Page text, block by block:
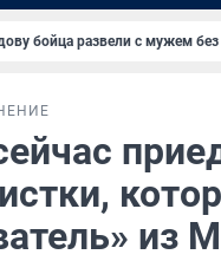
бойца развели с мужем
из